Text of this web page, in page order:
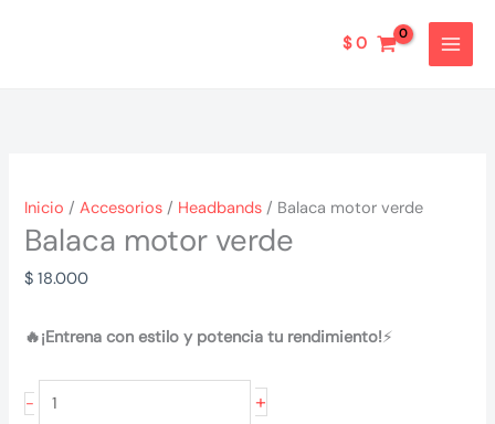
$0
Inicio /Accesorios / Headbands / Balaca motor verde
Balaca motor verde
$ 18.000
🔥¡Entrena con estilo y potencia tu rendimiento!⚡
-
Balaca
+